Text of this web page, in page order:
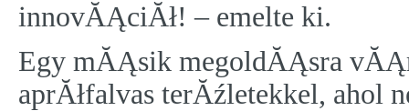
innovĂĄciĂł! – emelte ki.
Egy mĂĄsik megoldĂĄsra
aprĂłfalvas terĂźletekkel, ahol